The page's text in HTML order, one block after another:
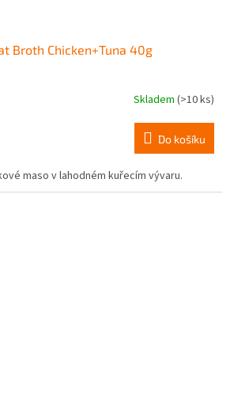
Broth Chicken+Tuna 40g
Skladem (>10 ks)
Do košíku
maso v lahodném kuřecím vývaru.